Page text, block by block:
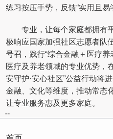
练习按压手势，反馈“实用且易
专业，让每个家庭都拥有
极响应国家加强社区志愿者队
号召，践行“综合金融＋医疗养
医疗及养老领域的专业优势，
安守护·安心社区”公益行动将
金融、文化等维度，推动常态
让专业服务惠及更多家庭。
--